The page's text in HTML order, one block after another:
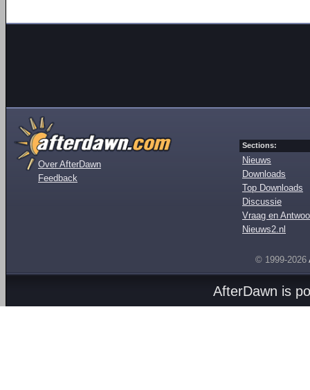
Over AfterDawn
Feedback
Sections:
Nieuws
Downloads
Top Downloads
Discussie
Vraag en
Nieuws2.nl
© 1999-2026
AfterDawn is